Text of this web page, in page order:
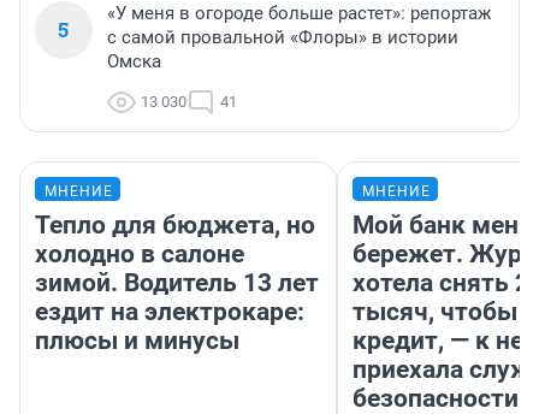
5
«У меня в огороде больше растет»: репортаж
с самой провальной «Флоры» в истории
Омска
13 030 41
МНЕНИЕ
Тепло для бюджета, но
холодно в салоне
зимой. Водитель 13 лет
ездит на электрокаре:
плюсы и минусы
МНЕНИЕ
Мой банк меня
бережет.
хотела снять
тысяч, чтобы
кредит, — к
приехала
безопасности